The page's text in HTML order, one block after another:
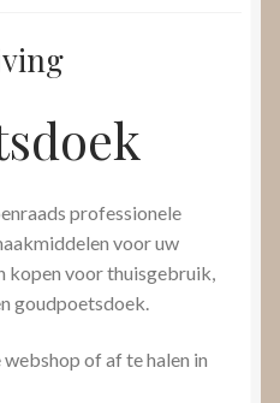
professionele
voor uw
kopen voor thuisgebruik,
goudpoetsdoek.
of af te halen in